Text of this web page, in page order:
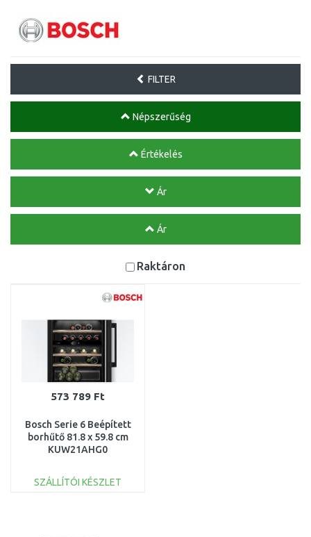
FILTER
Népszerűség
Értékelés
Ár
Ár
Raktáron
573 789 Ft
Bosch Serie 6 Beépített
borhűtő 81.8 x 59.8 cm
KUW21AHG0
SZÁLLÍTÓI KÉSZLET